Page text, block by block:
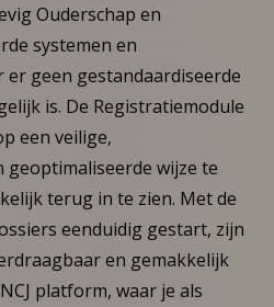
Ouderschap en
systemen en
geen gestandaardiseerde
is. De Registratiemodule
een veilige,
wijze te
terug in te zien. Met de
eenduidig gestart, zijn
en gemakkelijk
platform, waar je als